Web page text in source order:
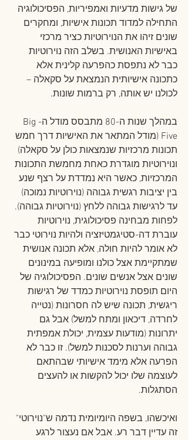
של גישות מדעיות ואמפיריות, הפסיכולוגיה
התחילה למדוד תכונות אישיות, ומחקרים
שונים זיהו את הנוירוטיות כציר מרכזי
באישיות האנושית. בשלב הזה נוירוטיות
כבר לא נתפסת כהפרעה קלינית אלא
כתכונה אישיותית הנמצאת על סקאלה –
לכולנו יש אותה, רק ברמות שונות.
במהלך שנות ה-80 מתבסס מודל ה-Big
Five (מודל המתאר את האישיות דרך חמש
תכונות מרכזיות שנמצאות כולן על סקאלה)
ונוירוטיות מוגדרת כאחת מחמשת התכונות
המרכזיות, כאשר היא נמדדת על רצף שנע
בין יציבות רגשית גבוהה (נוירוטיות נמוכה)
עד לרגישות גבוהה ללחץ (נוירוטיות גבוהה).
לפחות מבחינה פסיכולוגית, נוירוטיות
עוברת דה-סטיגמטיזציה ולהיות נוירוטי כבר
לא אומר להיות חולה, אלא תכונה אנושית
שמתקיימת אצל כולנו ומופיעה במינונים
שונים אצל אנשים שונים. הפסיכולוגיה של
היום תופסת נוירוטיות כמדד של רגישות
ריגשית, תכונה שיש לה חסרונות (נטייה
לחרדה, דיכאון ומתח למשל) אבל גם
יתרונות (מודעות עצמית, יכולת אמפתית
גבוהה וערנות לסכנות למשל). זו כבר לא
הפרעה אלא מימד אישיותי שבהתאם
לעוצמה שלו יכול להקשות או להעצים
הסתגלות.
ואיכשהו, בשפה היומיומית נדמה ש"נוירוטי"
זה עדיין דבר רע. אבל אם נעצור לרגע